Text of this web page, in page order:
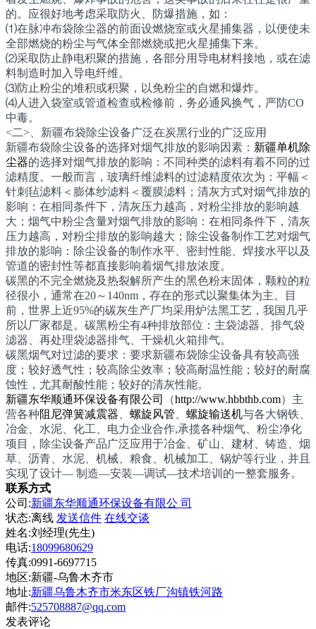
的。应很好地考虑采取防火、防爆措施，如：
⑴在脉冲布袋除尘器的前面设燃烧室或火星捕集器，以便使未
全部燃烧的粉尘与气体全部燃烧或把火星捕集下来。
⑵采取防止静电积聚的措施，各部分用导电材料接地，或在滤
料制造时加入导电纤维。
⑶防止粉尘的堆积或积聚，以免粉尘的自燃和爆炸。
⑷人进入袋室或管道检查或检修前，务必通风换气，严防CO
中毒。
<二>、新疆布袋除尘设备广泛在炭黑行业的广泛应用
新疆布袋除尘设备的选择对烟气排放的影响因素： 新疆单机除
尘器的选择对烟气排放的影响：不同种类的滤料有着不同的过
滤精度。一般而言，玻璃纤维滤料的过滤精度依次为：平幅＜
针刺毡滤料＜膨体纱滤料＜覆膜滤料；清灰方式对烟气排放的
影响：在相同条件下，清灰压力越高，对粉尘排放的影响越
大；烟气中粉尘含量对烟气排放的影响：在相同条件下，清灰
压力越高，对粉尘排放的影响越大；除尘设备制作工艺对烟气
排放的影响：除尘设备的制作水平、密封性能、焊接水平以及
管道的密封性等都直接影响着烟气排放浓度。
碳黑的不完全燃烧及热裂解所产生的黑色粉末固体，颗粒的粒
径很小，通常在20～140nm，存在的形式以聚集体为主。目
前，世界上近95%的碳灰生产厂均采用炉法黑工艺，我国几乎
所以厂家都是。碳黑粉尘有4种排放部位：主袋滤器、排气袋
滤器、再处理袋滤器排气、干燥机火箱排气。
碳黑烟气对过滤的要求：要求新疆布袋除尘设备具有较高强
度；较好透气性；较高除尘效率；较高耐温性能；较好的耐腐
蚀性，尤其耐酸性能；较好的清灰性能。
新疆东华顺通环保设备有限公司
（http://www.hbbthb.com）主
营各种阻尼弹簧减震器 螺旋风管 螺旋输送机与各大钢铁、
冶金、水泥、化工、电力企业合作,承揽各种烟气、粉尘净化
项目，除尘设备产品广泛应用于冶金、矿山、建材、铸造、烟
草、沥青、水泥、机械、粮食、机械加工、锅炉等行业，并且
实现了设计— 制造—安装—调试—技术培训的一整套服务。
联系方式
公司:新疆东华顺通环保设备有限公 司
状态:离线 发送信件 在线交谈
姓名:刘经理(先生)
电话:18099680629
传真:0991-6697715
地区:新疆-乌鲁木齐市
地址:新疆乌鲁木齐市米东区铁厂沟镇铁河路
邮件:525708887@qq.com
发表评论